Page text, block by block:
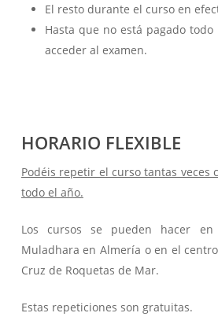
El resto durante el curso en
Hasta que no está pagado
acceder al examen.
HORARIO FLEXIBLE
Podéis repetir el curso tantas veces
todo el año.
Los cursos se pueden hacer
Muladhara en Almería o en el centro
Cruz de Roquetas de Mar.
Estas repeticiones son gratuitas.